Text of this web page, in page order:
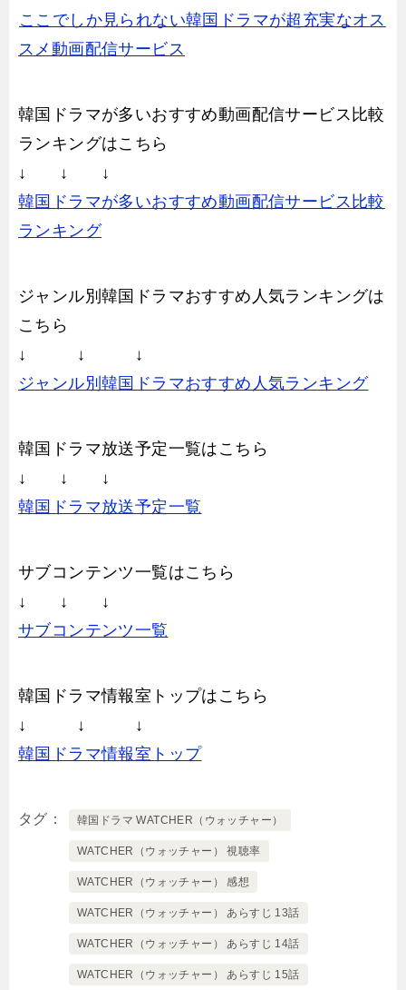
ここでしか見られない韓国ドラマが超充実なオス
スメ動画配信サービス
韓国ドラマが多いおすすめ動画配信サービス比較
ランキングはこちら
↓ ↓ ↓
韓国ドラマが多いおすすめ動画配信サービス比較
ランキング
ジャンル別韓国ドラマおすすめ人気ランキングは
こちら
↓ ↓ ↓
ジャンル別韓国ドラマおすすめ人気ランキング
韓国ドラマ放送予定一覧はこちら
↓ ↓ ↓
韓国ドラマ放送予定一覧
サブコンテンツ一覧はこちら
↓ ↓ ↓
サブコンテンツ一覧
韓国ドラマ情報室トップはこちら
↓ ↓ ↓
韓国ドラマ情報室トップ
タグ 韓国ドラマ WATCHER（ウォッチャー）
WATCHER（ウォッチャー） 視聴率
WATCHER（ウォッチャー） 感想
WATCHER（ウォッチャー） あらすじ 13話
WATCHER（ウォッチャー） あらすじ 14話
WATCHER（ウォッチャー） あらすじ 15話